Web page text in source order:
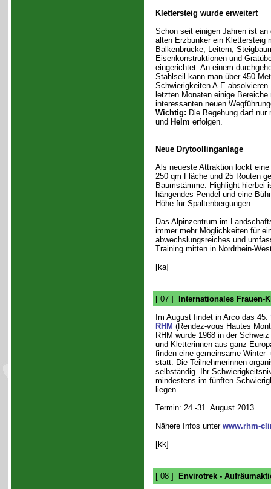
Klettersteig wurde erweitert
Schon seit einigen Jahren ist an
alten Erzbunker ein Klettersteig
Balkenbrücke, Leitern,
Eisenkonstruktionen und
eingerichtet. An einem
Stahlseil kann man über 450
Schwierigkeiten A-E
letzten Monaten einige
interessanten neuen
Wichtig: Die Begehung darf nur
und Helm erfolgen.
Neue Drytoollinganlage
Als neueste Attraktion lockt
250 qm Fläche und 25 Routen
Baumstämme. Highlight hierbei
hängendes Pendel und eine
Höhe für Spaltenbergungen.
Das Alpinzentrum im
immer mehr Möglichkeiten für
abwechslungsreiches und
Training mitten in Nordrhein-
[ka]
[ 07 ]
Internationales Frauen-
Im August findet in Arco das 45.
RHM (Rendez-vous Hautes
RHM wurde 1968 in der
und Kletterinnen aus ganz
finden eine gemeinsame
statt. Die Teilnehmerinnen
selbständig. Ihr
mindestens im fünften
liegen.
Termin: 24.-31. August 2013
Nähere Infos unter www.rhm-
[kk]
[ 08 ]
Envirotrek -